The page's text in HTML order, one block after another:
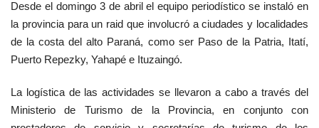
Desde el domingo 3 de abril el equipo periodístico se instaló en
la provincia para un raid que involucró a ciudades y localidades
de la costa del alto Paraná, como ser Paso de la Patria, Itatí,
Puerto Repezky, Yahapé e Ituzaingó.
La logística de las actividades se llevaron a cabo a través del
Ministerio de Turismo de la Provincia, en conjunto con